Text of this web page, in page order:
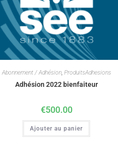
Abonnement / Adhésion, ProduitsAdhesions
Adhésion 2022 bienfaiteur
€500.00
Ajouter au panier